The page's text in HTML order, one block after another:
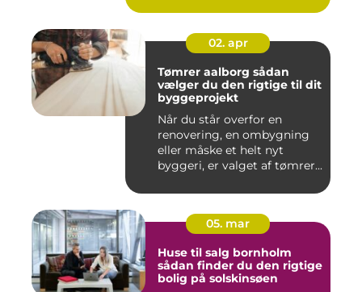
02. apr
Tømrer aalborg sådan
vælger du den rigtige til dit
byggeprojekt
Når du står overfor en
renovering, en ombygning
eller måske et helt nyt
byggeri, er valget af tømrer...
05. mar
Huse til salg bornholm
sådan finder du den rigtige
bolig på solskinsøen